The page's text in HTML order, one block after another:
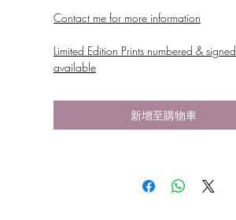
Contact me for more information
Limited Edition Prints numbered & signed
available
新增至購物車